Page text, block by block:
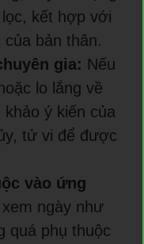
kết hợp với
của bản thân.
gia: Nếu
lo lắng về
ý kiến của
tử vi để được
vào ứng
ngày như
quá phụ thuộc